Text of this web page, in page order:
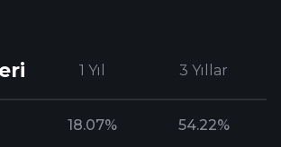
1 Yıl 3 Yıllar
18.07% 54.22%